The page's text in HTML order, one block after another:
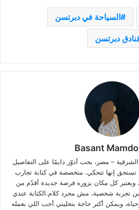
السياحة في دبرتسن
دبرتسن
Basant
– مصر، بحب أدوّر دايمًا على التفاصيل
تستحق إنها تتحكي. متخصصة في كتابة تجارب
وبعتبر كل مكان بزوره فرصة جديدة أقدّم من
تجربة شخصية، مش مجرد كلام.الكتابة عندي
ويمكن أكتر حاجة بتخليني أحب اللي بعمله